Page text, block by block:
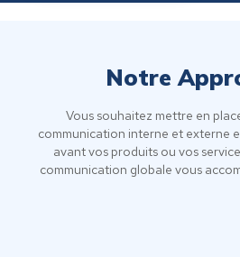
Notre
Vous souhaitez mettre en
communication interne et externe
avant vos produits ou vos
communication globale vous